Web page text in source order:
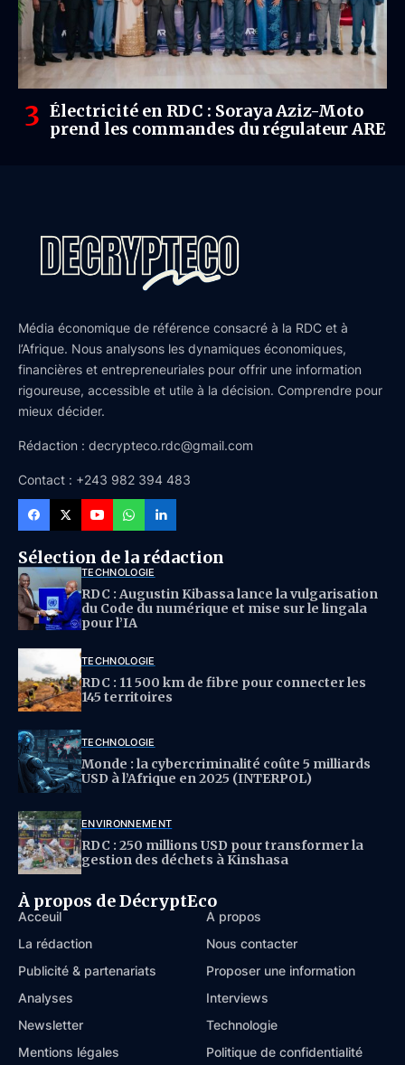
Électricité en RDC : Soraya Aziz-Moto
prend les commandes du régulateur ARE
Média économique de référence consacré à la RDC et à
l’Afrique. Nous analysons les dynamiques économiques,
financières et entrepreneuriales pour offrir une information
rigoureuse, accessible et utile à la décision. Comprendre pour
mieux décider.
Rédaction : decrypteco.rdc@gmail.com
Contact : +243 982 394 483
Sélection de la rédaction
TECHNOLOGIE
RDC : Augustin Kibassa lance la vulgarisation
du Code du numérique et mise sur le lingala
pour l’IA
TECHNOLOGIE
RDC : 11 500 km de fibre pour connecter les
145 territoires
TECHNOLOGIE
Monde : la cybercriminalité coûte 5 milliards
USD à l’Afrique en 2025 (INTERPOL)
ENVIRONNEMENT
RDC : 250 millions USD pour transformer la
gestion des déchets à Kinshasa
À propos de DécryptEco
Acceuil
À propos
La rédaction
Nous contacter
Publicité & partenariats
Proposer une information
Analyses
Interviews
Newsletter
Technologie
Mentions légales
Politique de confidentialité